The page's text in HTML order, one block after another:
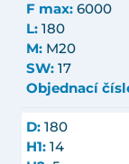
F max: 6000
L: 180
M: M20
SW: 17
Objednací
D: 180
H1: 14